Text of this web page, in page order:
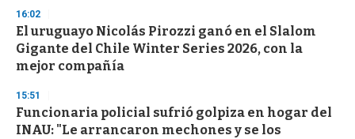
3
s
e
c
o
d
s
16:02
El uruguayo Nicolás Pirozzi ganó en el Slalom
Gigante del Chile Winter Series 2026, con la
mejor compañía
15:51
Funcionaria policial sufrió golpiza en hogar del
INAU: "Le arrancaron mechones y se los